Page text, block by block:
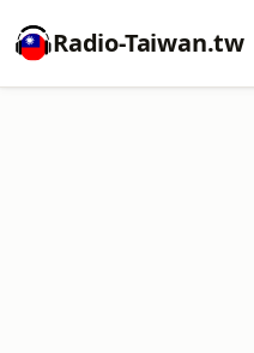
Radio-Taiwan.tw